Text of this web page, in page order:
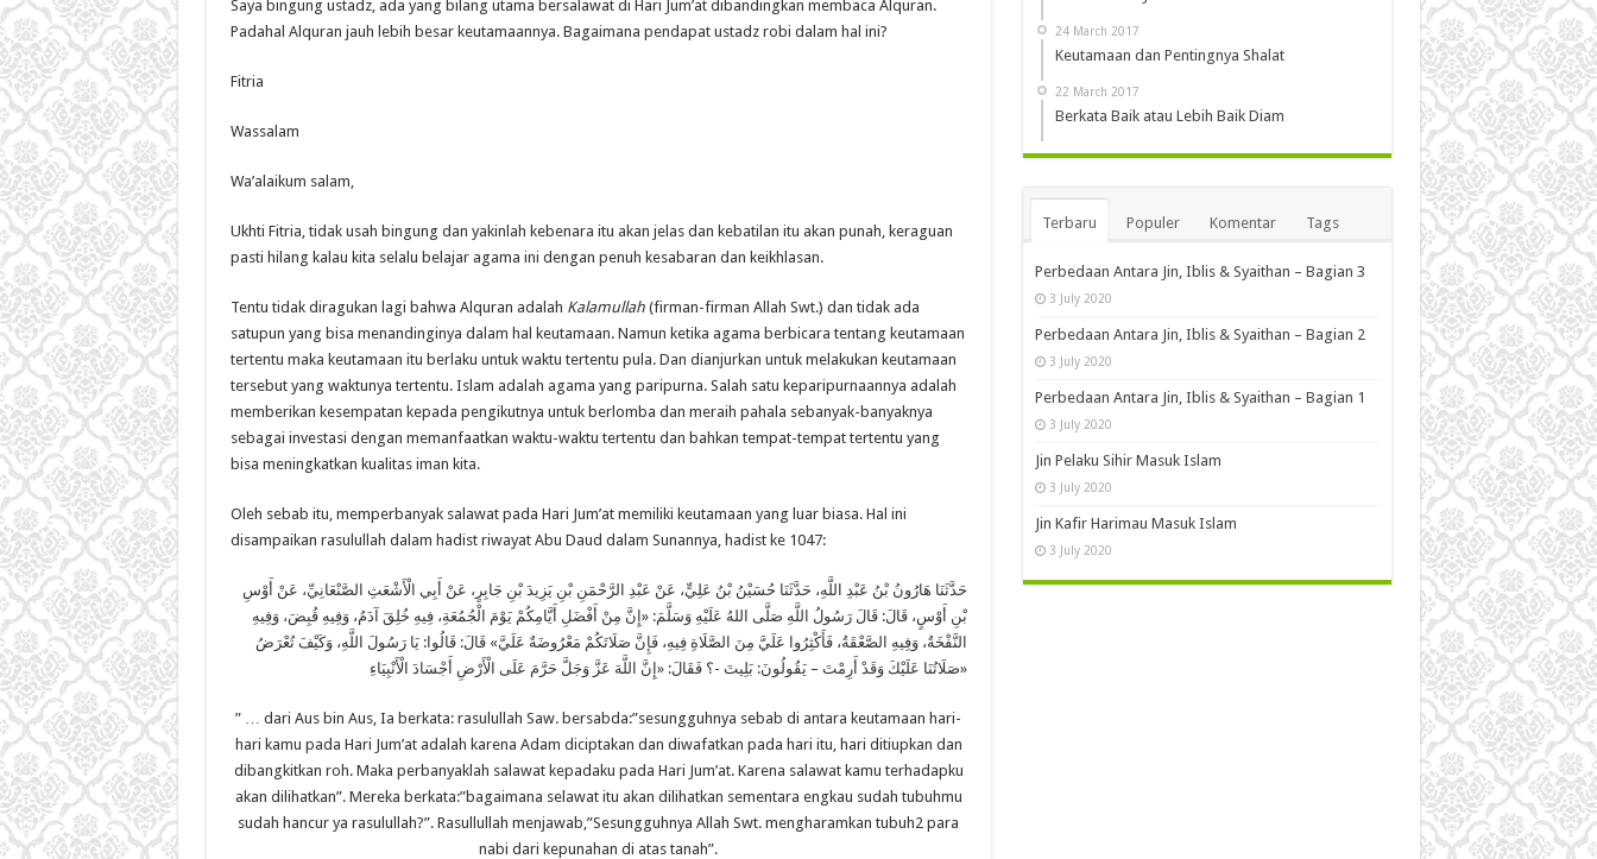
Saya bingung ustadz, ada yang bilang utama bersalawat di Hari Jum’at dibandingkan membaca Alquran.
Padahal Alquran jauh lebih besar keutamaannya. Bagaimana pendapat ustadz robi dalam hal ini?
Fitria
Wassalam
Wa’alaikum salam,
Ukhti Fitria, tidak usah bingung dan yakinlah kebenara itu akan jelas dan kebatilan itu akan punah, keraguan
pasti hilang kalau kita selalu belajar agama ini dengan penuh kesabaran dan keikhlasan.
Tentu tidak diragukan lagi bahwa Alquran adalah Kalamullah (firman-firman Allah Swt.) dan tidak ada
satupun yang bisa menandinginya dalam hal keutamaan. Namun ketika agama berbicara tentang keutamaan
tertentu maka keutamaan itu berlaku untuk waktu tertentu pula. Dan dianjurkan untuk melakukan keutamaan
tersebut yang waktunya tertentu. Islam adalah agama yang paripurna. Salah satu keparipurnaannya adalah
memberikan kesempatan kepada pengikutnya untuk berlomba dan meraih pahala sebanyak-banyaknya
sebagai investasi dengan memanfaatkan waktu-waktu tertentu dan bahkan tempat-tempat tertentu yang
bisa meningkatkan kualitas iman kita.
Oleh sebab itu, memperbanyak salawat pada Hari Jum’at memiliki keutamaan yang luar biasa. Hal ini
disampaikan rasulullah dalam hadist riwayat Abu Daud dalam Sunannya, hadist ke 1047:
بْنِ أَوْسٍ، قَالَ: قَالَ رَسُولُ اللَّهِ صَلَّى اللهُ عَلَيْهِ وَسَلَّمَ: «إِنَّ مِنْ أَفْضَلِ أَيَّامِكُمْ يَوْمَ الْجُمُعَةِ، فِيهِ خُلِقَ آدَمُ، وَفِيهِ قُبِضَ، وَفِيهِ
النَّفْخَةُ، وَفِيهِ الصَّعْقَةُ، فَأَكْثِرُوا عَلَيَّ مِنَ الصَّلَاةِ فِيهِ، فَإِنَّ صَلَاتَكُمْ مَعْرُوضَةٌ عَلَيَّ» قَالَ: قَالُوا: يَا رَسُولَ اللَّهِ، وَكَيْفَ تُعْرَضُ
صَلَاتُنَا عَلَيْكَ وَقَدْ أَرِمْتَ – يَقُولُونَ: بَلِيتَ -؟ فَقَالَ: «إِنَّ اللَّهَ عَزَّ وَجَلَّ حَرَّمَ عَلَى الْأَرْضِ أَجْسَادَ الْأَنْبِيَاءِ»
” … dari Aus bin Aus, Ia berkata: rasulullah Saw. bersabda:”sesungguhnya sebab di antara keutamaan hari-
hari kamu pada Hari Jum’at adalah karena Adam diciptakan dan diwafatkan pada hari itu, hari ditiupkan dan
dibangkitkan roh. Maka perbanyaklah salawat kepadaku pada Hari Jum’at. Karena salawat kamu terhadapku
akan dilihatkan”. Mereka berkata:”bagaimana selawat itu akan dilihatkan sementara engkau sudah tubuhmu
sudah hancur ya rasulullah?”. Rasullullah menjawab,”Sesungguhnya Allah Swt. mengharamkan tubuh2 para
nabi dari kepunahan di atas tanah”.
24 March 2017
Keutamaan dan Pentingnya Shalat
22 March 2017
Berkata Baik atau Lebih Baik Diam
Terbaru Populer Komentar Tags
Perbedaan Antara Jin, Iblis & Syaithan – Bagian 3
3 July 2020
Perbedaan Antara Jin, Iblis & Syaithan – Bagian 2
3 July 2020
Perbedaan Antara Jin, Iblis & Syaithan – Bagian 1
3 July 2020
Jin Pelaku Sihir Masuk Islam
3 July 2020
Jin Kafir Harimau Masuk Islam
3 July 2020